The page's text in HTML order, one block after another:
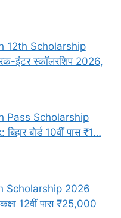
12th Scholarship
इंटर स्कॉलरशिप 2026,
Pass Scholarship
बोर्ड 10वीं पास ₹1…
Scholarship 2026
12वीं पास ₹25,000